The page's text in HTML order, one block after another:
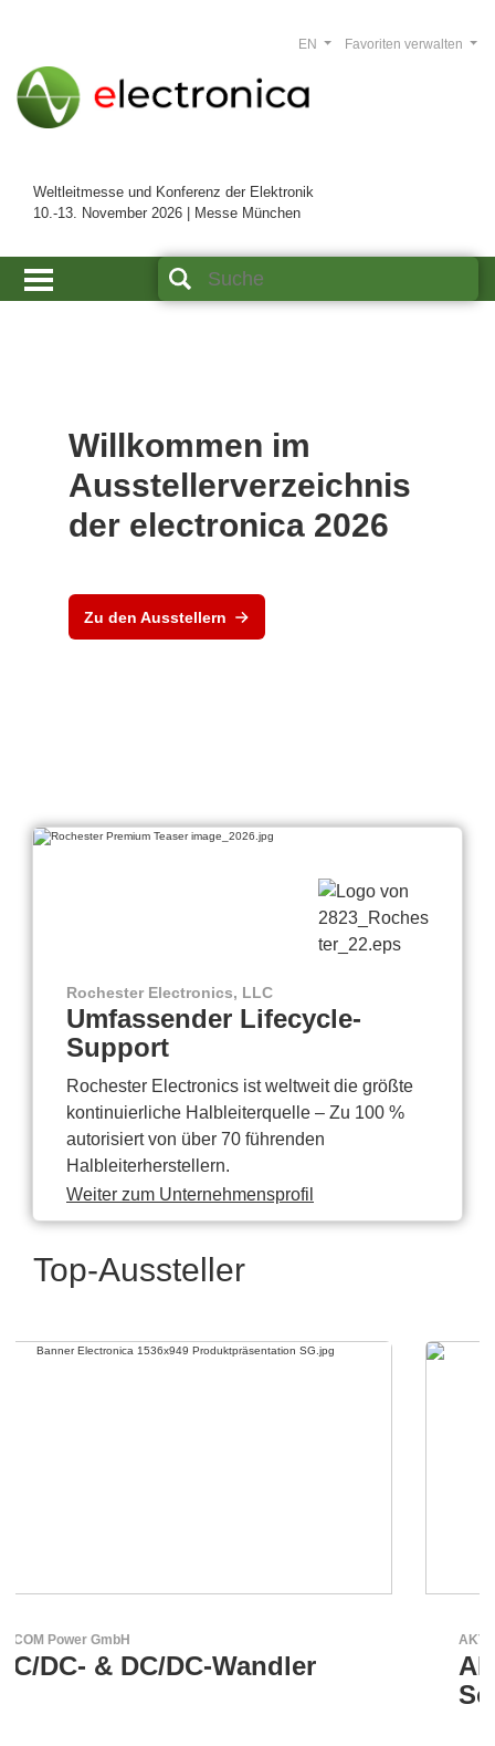
Weltleitmesse und Konferenz der Elektronik
10.-13. November 2026 | Messe München
Favoriten verwalten
EN
Willkommen im
Ausstellerverzeichnis
der electronica 2026
Zu den Ausstellern
Rochester Electronics, LLC
Umfassender Lifecycle-
Support
Rochester Electronics ist weltweit die größte
kontinuierliche Halbleiterquelle – Zu 100 %
autorisiert von über 70 führenden
Halbleiterherstellern.
Weiter zum Unternehmensprofil
Top-Aussteller
AKTINA CDS GmbH
AKTINA CDS - Supply Chain